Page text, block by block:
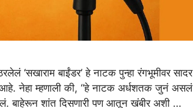
‘सखाराम बाईंडर’ हे नाटक पुन्हा रंगभूमीवर सादर
आहे. नेहा म्हणाली की, “हे नाटक अर्धशतक जुनं असलं
बाहेरून शांत दिसणारी पण आतून खंबीर अशी …